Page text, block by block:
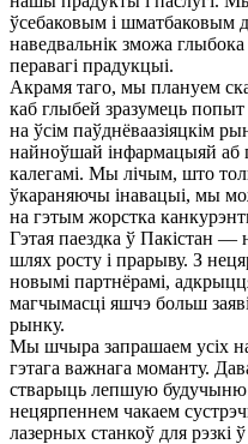
ўсебаковым і шматбаковым
наведвальнік зможа
перавагі прадукцыі.
Акрамя таго, мы плануем
каб глыбей зразумець попыт
на ўсім паўднёваазіяцкім
найноўшай інфармацыяй аб
калегамі. Мы лічым, што
ўкараняючы інавацыі, мы
на гэтым жорстка
Гэтая паездка ў Пакістан —
шлях росту і прарыву. З
новымі партнёрамі,
магчымасці яшчэ больш
рынку.
Мы шчыра запрашаем усіх
гэтага важнага моманту.
стварыць лепшую будучыню
нецярпеннем чакаем
лазерных станкоў для рэзкі